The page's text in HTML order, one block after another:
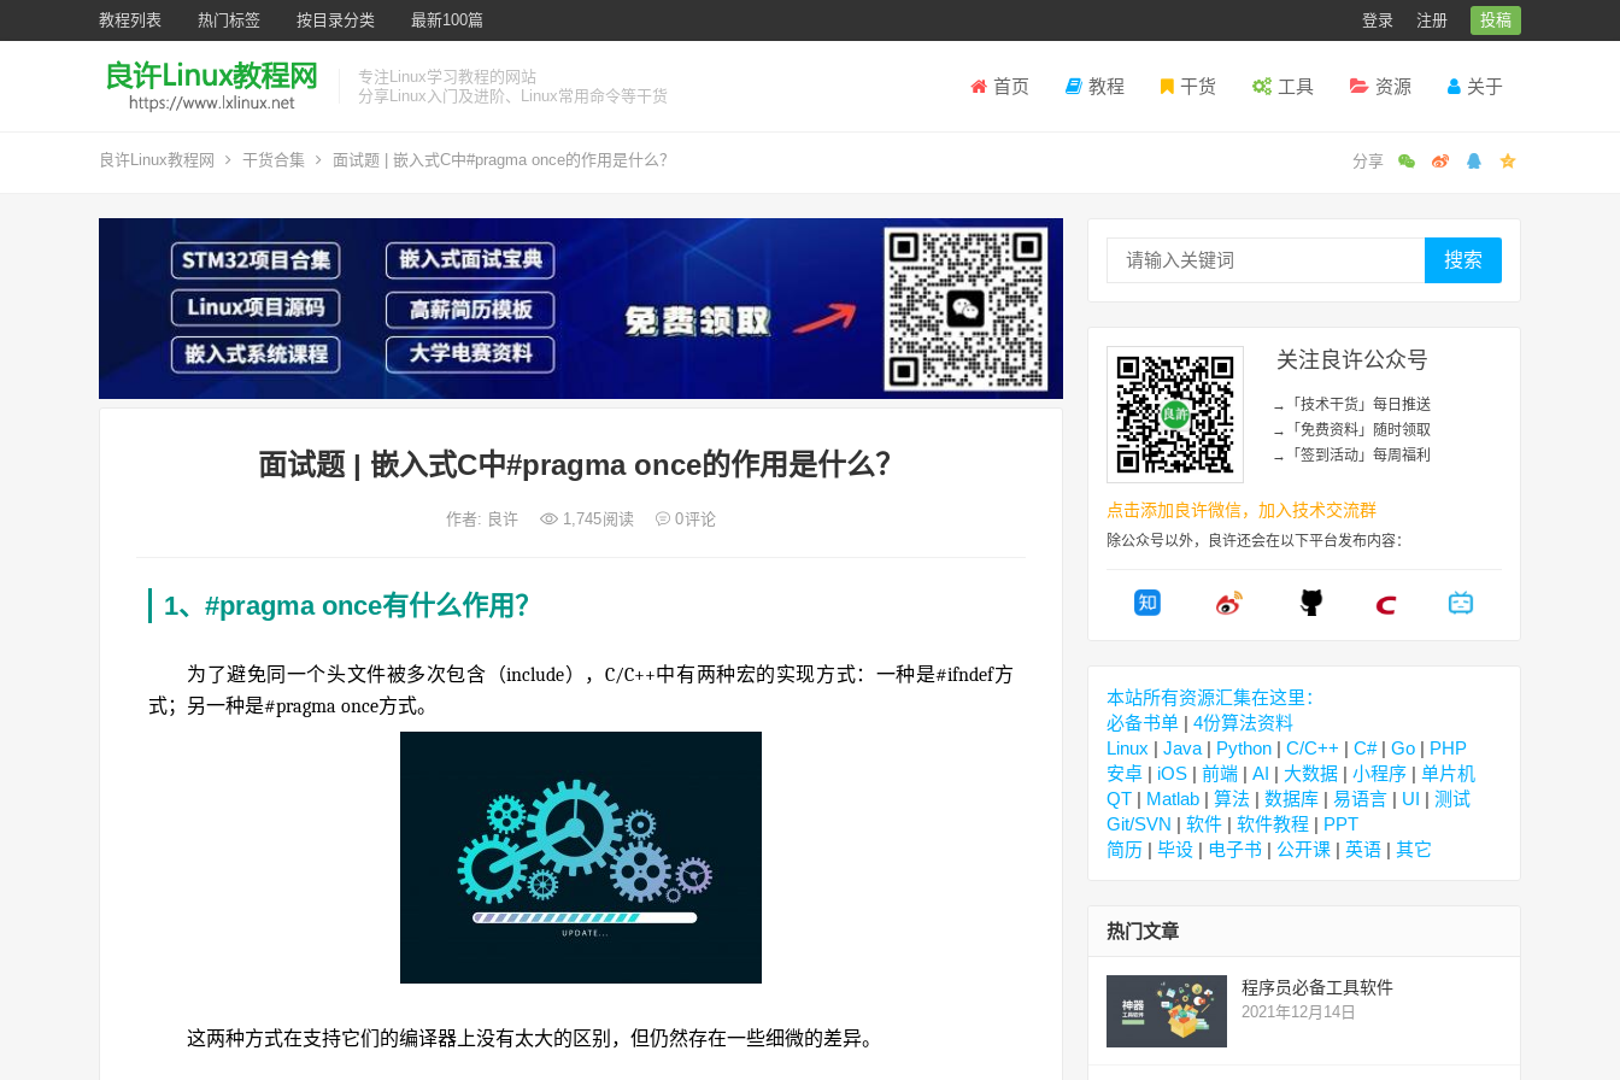
教程列表 热门标签 按目录分类 最新100篇 登录 注册 投稿
专注Linux学习教程的网站
分享Linux入门及进阶、Linux常用命令等干货
首页 教程 干货 工具 资源 关于
良许Linux教程网 干货合集 面试题 | 嵌入式C中#pragma once的作用是什么？
面试题 | 嵌入式C中#pragma once的作用是什么？
作者: 良许 1,745阅读 0评论
1、#pragma once有什么作用？
为了避免同一个头文件被多次包含（include），C/C++中有两种宏的实现方式：一种是#ifndef方
式；另一种是#pragma once方式。
这两种方式在支持它们的编译器上没有太大的区别，但仍然存在一些细微的差异。
搜索
关注良许公众号
→「技术干货」每日推送
→「免费资料」随时领取
→「签到活动」每周福利
点击添加良许微信，加入技术交流群
除公众号以外，良许还会在以下平台发布内容：
本站所有资源汇集在这里：
必备书单 | 4份算法资料
Linux | Java | Python | C/C++ | C#| Go | PHP
安卓 | iOS | 前端 | AI | 大数据 | 小程序 | 单片机
QT | Matlab | 算法 | 数据库 | 易语言 | UI | 测试
Git/SVN | 软件 | 软件教程 | PPT
简历 | 毕设 | 电子书 | 公开课 | 英语 | 其它
热门文章
程序员必备工具软件
2021年12月14日